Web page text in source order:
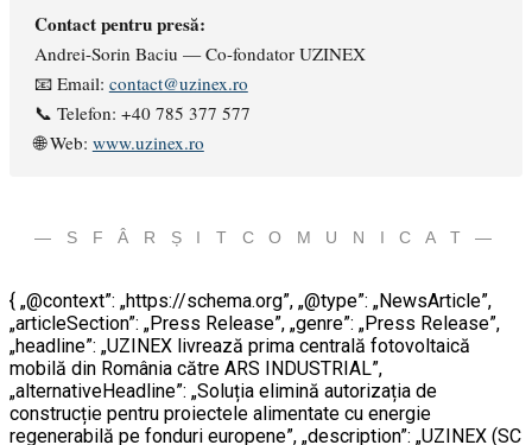
Contact pentru presă:
Andrei-Sorin Baciu — Co-fondator UZINEX
📧 Email: contact@uzinex.ro
📞 Telefon: +40 785 377 577
🌐 Web: www.uzinex.ro
— S F Â R Ș I T C O M U N I C A T —
{ „@context”: „https://schema.org”, „@type”: „NewsArticle”,
„articleSection”: „Press Release”, „genre”: „Press Release”,
„headline”: „UZINEX livrează prima centrală fotovoltaică
mobilă din România către ARS INDUSTRIAL”,
„alternativeHeadline”: „Soluția elimină autorizația de
construcție pentru proiectele alimentate cu energie
regenerabilă pe fonduri europene”, „description”: „UZINEX (SC